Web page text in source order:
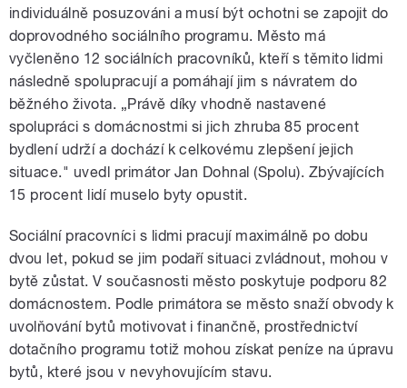
individuálně posuzováni a musí být ochotni se zapojit do
doprovodného sociálního programu. Město má
vyčleněno 12 sociálních pracovníků, kteří s těmito lidmi
následně spolupracují a pomáhají jim s návratem do
běžného života. „Právě díky vhodně nastavené
spolupráci s domácnostmi si jich zhruba 85 procent
bydlení udrží a dochází k celkovému zlepšení jejich
situace." uvedl primátor Jan Dohnal (Spolu). Zbývajících
15 procent lidí muselo byty opustit.
Sociální pracovníci s lidmi pracují maximálně po dobu
dvou let, pokud se jim podaří situaci zvládnout, mohou v
bytě zůstat. V současnosti město poskytuje podporu 82
domácnostem. Podle primátora se město snaží obvody k
uvolňování bytů motivovat i finančně, prostřednictví
dotačního programu totiž mohou získat peníze na úpravu
bytů, které jsou v nevyhovujícím stavu.